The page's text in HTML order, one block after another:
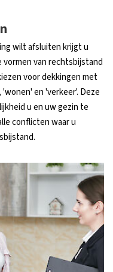
wilt afsluiten krijgt u
van rechtsbijstand
voor dekkingen met
en 'verkeer'. Deze
u en uw gezin te
conflicten waar u